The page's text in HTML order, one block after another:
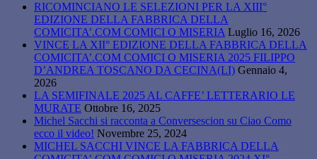
RICOMINCIANO LE SELEZIONI PER LA XIII°
EDIZIONE DELLA FABBRICA DELLA
COMICITA’.COM COMICI O MISERIA Luglio 16, 2026
VINCE LA XII° EDIZIONE DELLA FABBRICA DELLA
COMICITA’.COM COMICI O MISERIA 2025 FILIPPO
D’ANDREA TOSCANO DA CECINA(LI) Gennaio 4,
2026
LA SEMIFINALE 2025 AL CAFFE’ LETTERARIO LE
MURATE Ottobre 16, 2025
Michel Sacchi si racconta a Conversescion su Ciao Como
ecco il video! Novembre 25, 2024
MICHEL SACCHI VINCE LA FABBRICA DELLA